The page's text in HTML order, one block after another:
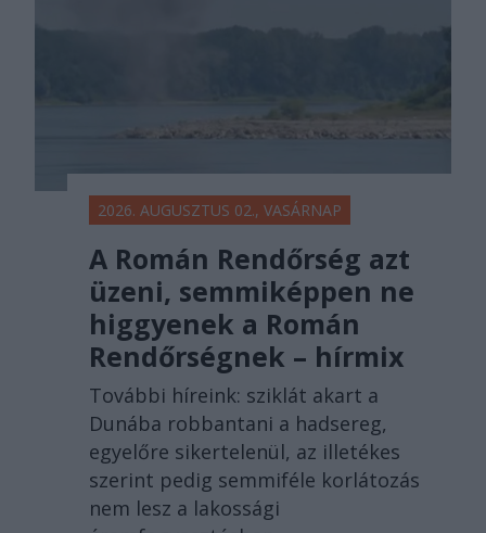
2026. AUGUSZTUS 02., VASÁRNAP
A Román Rendőrség azt
üzeni, semmiképpen ne
higgyenek a Román
Rendőrségnek – hírmix
További híreink: sziklát akart a
Dunába robbantani a hadsereg,
egyelőre sikertelenül, az illetékes
szerint pedig semmiféle korlátozás
nem lesz a lakossági